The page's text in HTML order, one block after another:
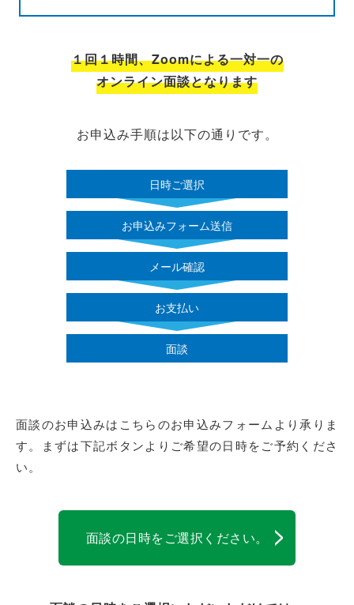
１回１時間、Zoomによる一対一の
オンライン面談となります
お申込み手順は以下の通りです。
日時ご選択
お申込みフォーム送信
メール確認
お支払い
面談
面談のお申込みはこちらのお申込みフォームより承りま
す。
まずは下記ボタンよりご希望の日時をご予約くださ
い。
面談の日時をご選択ください。